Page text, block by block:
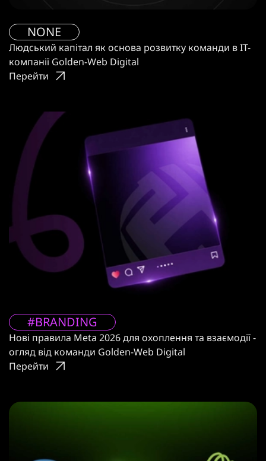
NONE
Людський капітал як основа розвитку команди в IT-
компанії Golden-Web Digital
Перейти
#BRANDING
Нові правила Meta 2026 для охоплення та взаємодії -
огляд від команди Golden-Web Digital
Перейти